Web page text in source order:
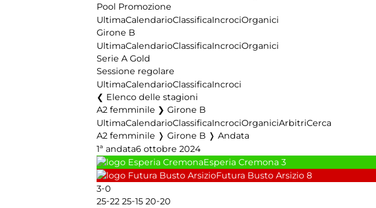
Pool Promozione
UltimaCalendarioClassificaIncrociOrganici
Girone B
UltimaCalendarioClassificaIncrociOrganici
Serie A Gold
Sessione regolare
UltimaCalendarioClassificaIncroci
Elenco delle stagioni
A2 femminile ❯ Girone B
UltimaCalendarioClassificaIncrociOrganiciArbitriCerca
A2 femminile ❭ Girone B ❭ Andata
1ª andata6 ottobre 2024
Esperia Cremona 3
Futura Busto Arsizio 8
3-0
25-22 25-15 20-20